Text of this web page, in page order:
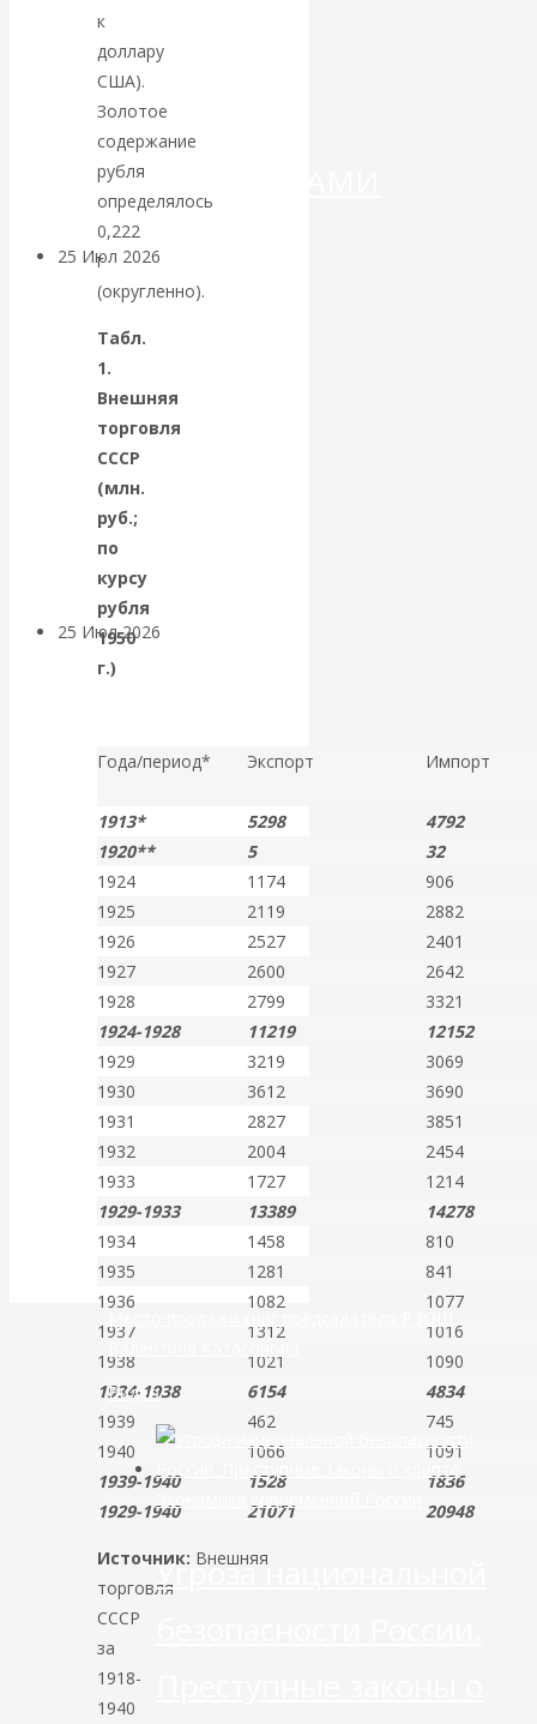
ДЕНЕГ»: КИТАЙ
ВЕДЁТ БОРЬБУ
КРИПТОВАЛЮТАМИ
25 Июл 2026
Валентин
КАтасонов.
Может ли
Америка
покинуть НАТО?
25 Июл 2026
интервью и беседы
экономист
Валентин
Катасонов
считает, что
кризис в
банковской
сфере России
уже начался
к
доллару
США).
Золотое
содержание
рубля
определялось
0,222
г
(округленно).
Табл.
1.
Внешняя
торговля
СССР
(млн.
руб.;
по
курсу
рубля
1950
г.)
Года/период* Экспорт Импорт
1913* 5298
4792
1920**
5
32
1924
1174
906
1925
2119
2882
1926
2527
2401
1927
2600
2642
1928
2799
3321
1924-1928
11219
12152
1929
3219
3069
1930
3612
3690
1931
2827
3851
1932
2004
2454
1933
1727
1214
1929-1933
13389
14278
1934
1458
810
1935
1281
841
1936
1082
1077
1937
1312
1016
1938
1021
1090
1934-1938
6154
4834
1939
462
745
1940
1066
1091
1939-1940
1528
1836
1929-1940
21071 20948
Источник: Внешняя
торговля
СССР
за
1918-
1940
Видео
Угроза национальной